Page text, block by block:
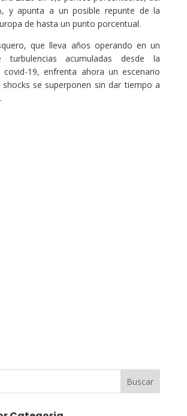
y apunta a un posible repunte de la
de hasta un punto porcentual.
que lleva años operando en un
turbulencias acumuladas desde la
covid-19, enfrenta ahora un escenario
se superponen sin dar tiempo a
Buscar